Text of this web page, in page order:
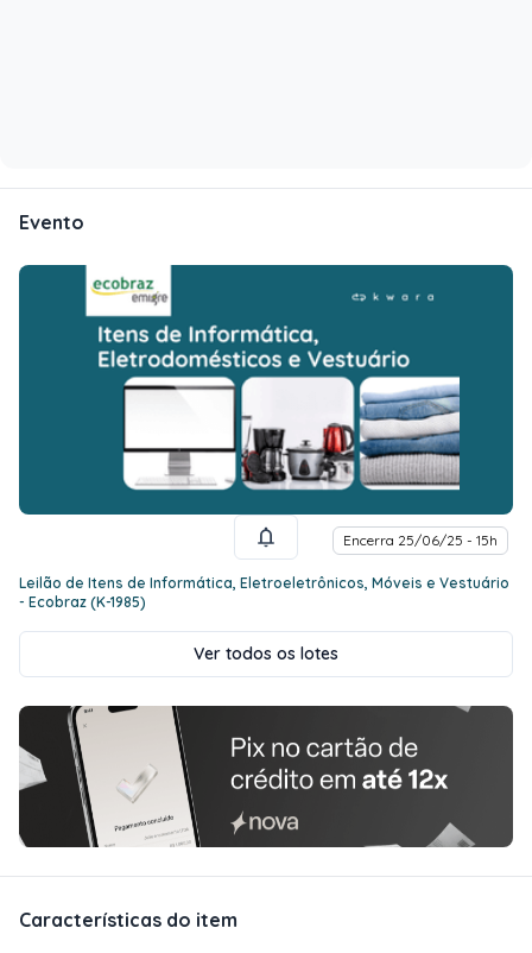
Evento
Encerra 25/06/25 - 15h
Leilão de Itens de Informática, Eletroeletrônicos, Móveis e Vestuário
- Ecobraz (K-1985)
Ver todos os lotes
Características do item